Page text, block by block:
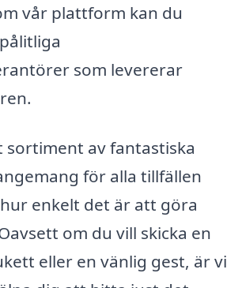
vår plattform kan du
som levererar
sortiment av fantastiska
för alla tillfällen
enkelt det är att göra
om du vill skicka en
eller en vänlig gest, är vi